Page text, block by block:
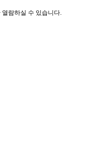
열람하실 수 있습니다.